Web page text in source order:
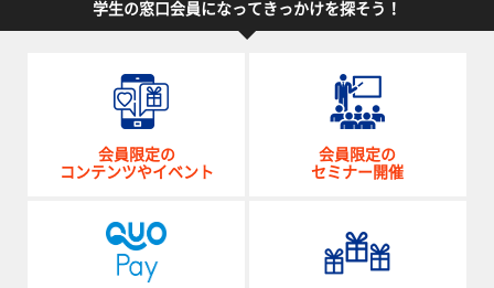
学生の窓口会員になってきっかけを探そう！
会員限定の
コンテンツやイベント
会員限定の
セミナー開催